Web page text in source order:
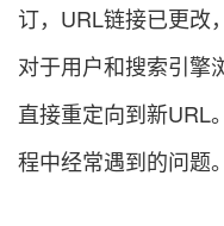
订，URL链接已更改
对于用户和搜索引擎
直接重定向到新URL
程中经常遇到的问题。